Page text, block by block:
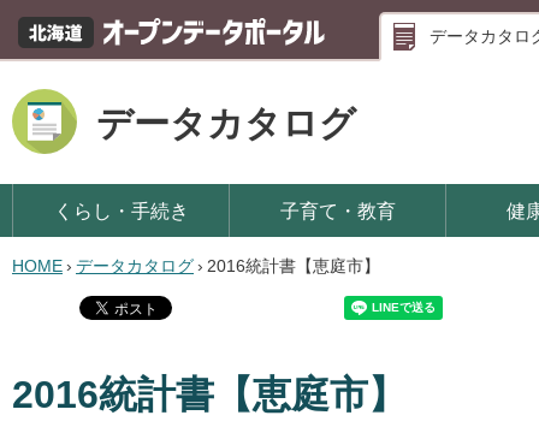
データカタロ
データカタログ
くらし・手続き 子育て・教育 健
HOME› データカタログ› 2016統計書【恵庭市】
2016統計書【恵庭市】